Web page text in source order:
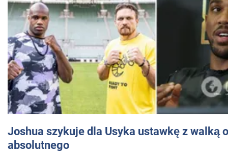
Joshua szykuje dla Usyka ustawkę z walką
absolutnego